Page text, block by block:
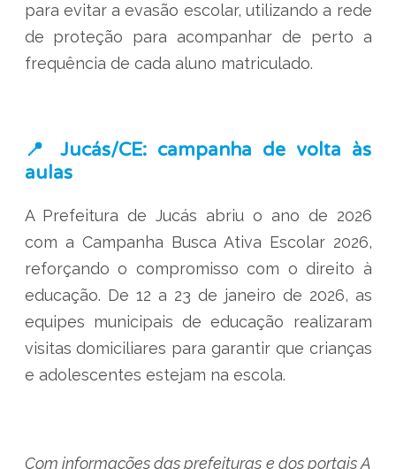
para evitar a evasão escolar, utilizando a rede
de proteção para acompanhar de perto a
frequência de cada aluno matriculado.
📍 Jucás/CE: campanha de volta às
aulas
A Prefeitura de Jucás abriu o ano de 2026
com a Campanha Busca Ativa Escolar 2026,
reforçando o compromisso com o direito à
educação. De 12 a 23 de janeiro de 2026, as
equipes municipais de educação realizaram
visitas domiciliares para garantir que crianças
e adolescentes estejam na escola.
Com informações das prefeituras e dos portais A